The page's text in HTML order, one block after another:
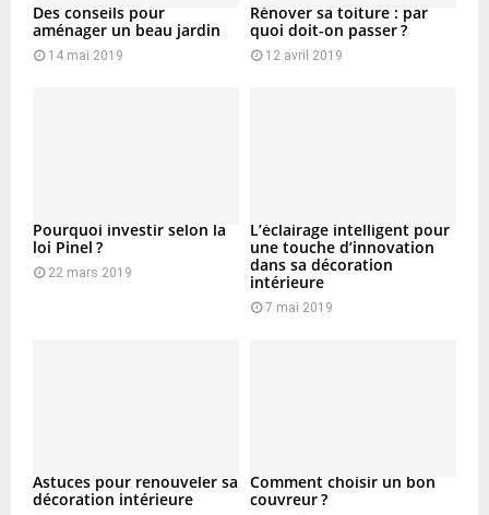
Des conseils pour
aménager un beau jardin
14 mai 2019
Rénover sa toiture : par
quoi doit-on passer ?
12 avril 2019
Pourquoi investir selon la
loi Pinel ?
22 mars 2019
L’éclairage intelligent pour
une touche d’innovation
dans sa décoration
intérieure
7 mai 2019
Astuces pour renouveler sa
décoration intérieure
Comment choisir un bon
couvreur ?